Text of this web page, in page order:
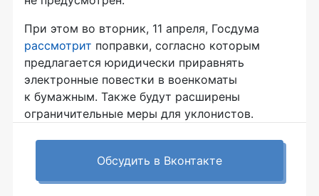
При этом во вторник, 11 апреля, Госдума
рассмотрит поправки, согласно которым
предлагается юридически приравнять
электронные повестки в военкоматы
к бумажным. Также будут расширены
ограничительные меры для уклонистов.
Обсудить в Вконтакте